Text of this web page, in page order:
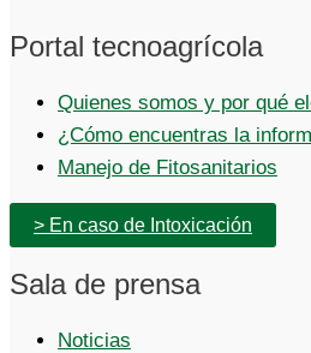
Portal tecnoagrícola
Quienes somos y por qué
¿Cómo encuentras la
Manejo de Fitosanitarios
> En caso de Intoxicación
Sala de prensa
Noticias